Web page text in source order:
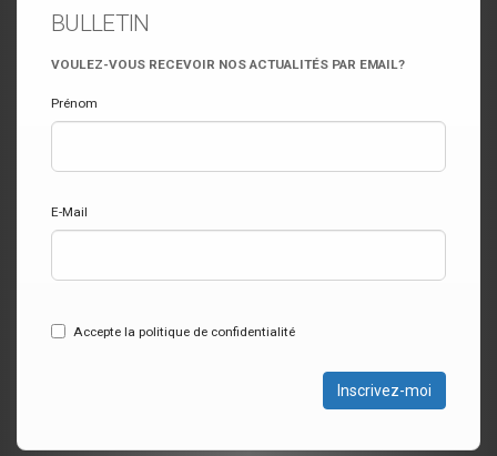
BULLETIN
VOULEZ-VOUS RECEVOIR NOS ACTUALITÉS PAR EMAIL?
Prénom
E-Mail
Accepte la politique de confidentialité
Inscrivez-moi